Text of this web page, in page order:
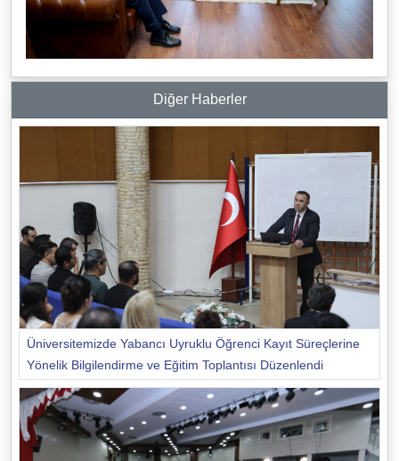
Diğer Haberler
Üniversitemizde Yabancı Uyruklu Öğrenci Kayıt Süreçlerine
Yönelik Bilgilendirme ve Eğitim Toplantısı Düzenlendi